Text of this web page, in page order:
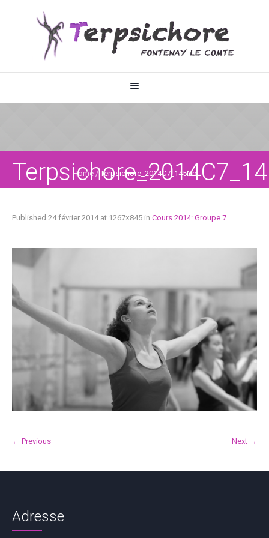
Home /Terpsichore_2014C7_145Nb
Published 24 février 2014at 1267×845 in Cours 2014: Groupe 7.
← Previous Next →
Adresse